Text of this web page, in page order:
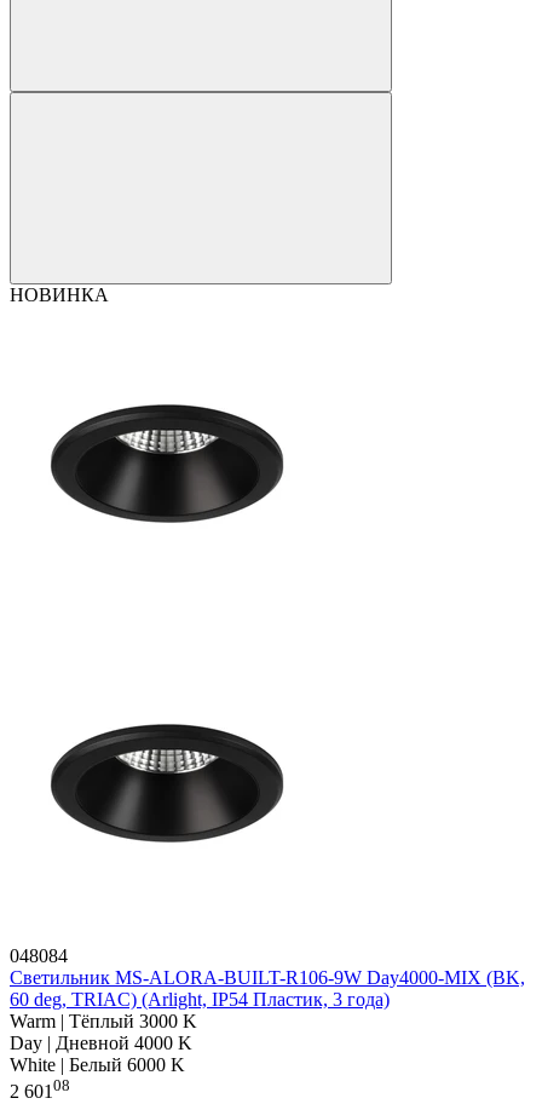
НОВИНКА
048084
Светильник MS-ALORA-BUILT-R106-9W Day4000-MIX (BK,
60 deg, TRIAC) (Arlight, IP54 Пластик, 3 года)
Warm | Тёплый 3000 K
Day | Дневной 4000 K
White | Белый 6000 K
2 601 08